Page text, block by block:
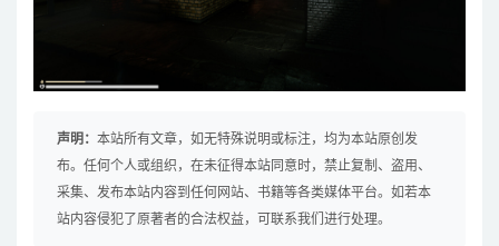
声明： 本站所有文章，如无特殊说明或标注，均为本站原创发
布。任何个人或组织，在未征得本站同意时，禁止复制、盗用、
采集、发布本站内容到任何网站、书籍等各类媒体平台。如若本
站内容侵犯了原著者的合法权益，可联系我们进行处理。